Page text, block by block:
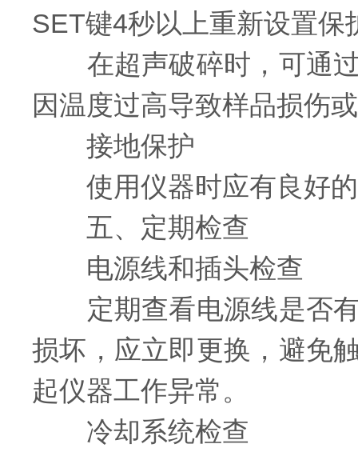
SET键4秒以上重新设置
在超声破碎时，可通过
因温度过高导致样品损伤
接地保护
使用仪器时应有良好的
五、定期检查
电源线和插头检查
定期查看电源线是否有
损坏，应立即更换，避免
起仪器工作异常。
冷却系统检查